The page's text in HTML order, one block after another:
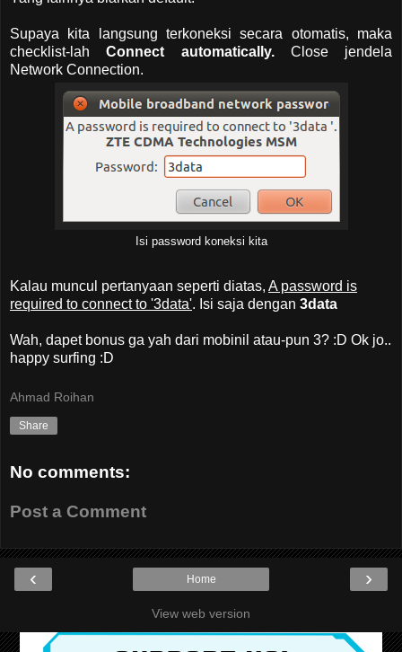
Supaya kita langsung terkoneksi secara otomatis, maka
checklist-lahConnect automatically. Close jendela
Network Connection.
Isi password koneksi kita
Kalau muncul pertanyaan seperti diatas, A password is
required to connect to '3data'. Isi saja dengan 3data
Wah, dapet bonus ga yah dari mobinil atau-pun 3? :D Ok jo..
happy surfing :D
Ahmad Roihan
Share
No comments:
Post a Comment
‹ ›
Home
View web version